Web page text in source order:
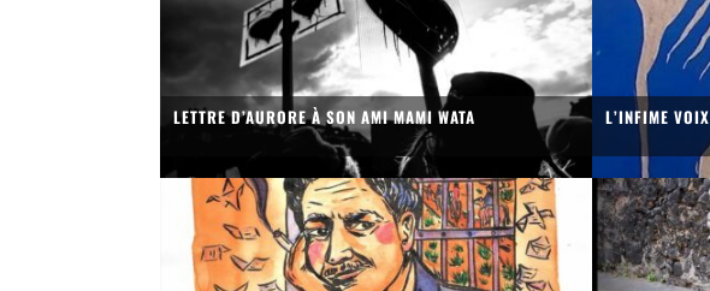
LETTRE D’AURORE À SON AMI MAMI WATA L’INFIME VOIX